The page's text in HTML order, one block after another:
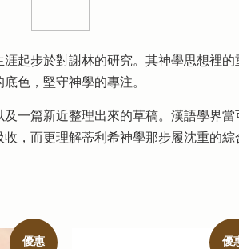
起步於對謝林的研究。其神學思想裡
色，堅守神學的專注。
一篇新近整理出來的草稿。漢語學界
，而更理解蒂利希神學那步履沈重的綜
優惠 優